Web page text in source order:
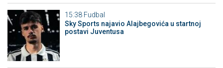
15:38 Fudbal
Sky Sports najavio Alajbegovića u startnoj
postavi Juventusa